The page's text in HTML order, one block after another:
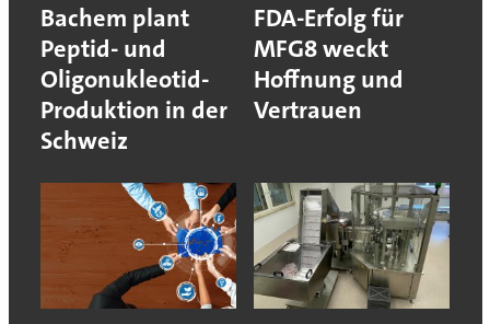
Bachem plant
Peptid- und
Oligonukleotid-
Produktion in der
Schweiz
FDA-Erfolg für
MFG8 weckt
Hoffnung und
Vertrauen